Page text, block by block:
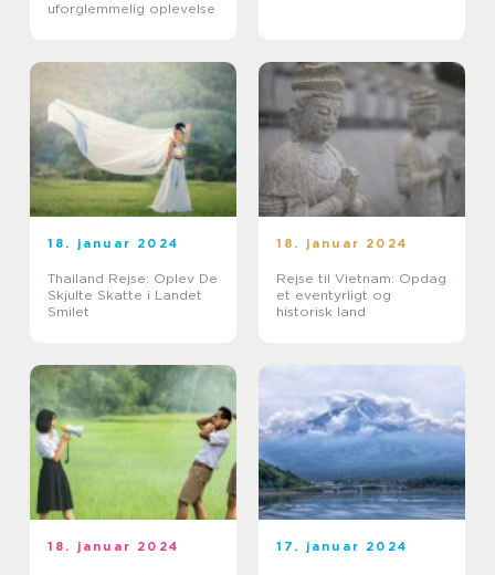
uforglemmelig oplevelse
18. januar 2024
Thailand Rejse: Oplev De
Skjulte Skatte i Landet
Smilet
18. januar 2024
Rejse til Vietnam: Opdag
et eventyrligt og
historisk land
18. januar 2024 17. januar 2024